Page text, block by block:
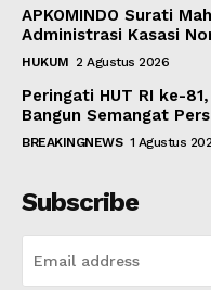
APKOMINDO Surati
Administrasi Kasasi
HUKUM 2 Agustus 2026
Peringati HUT RI ke-
Bangun Semangat
BREAKINGNEWS 1 Agustus
Subscribe